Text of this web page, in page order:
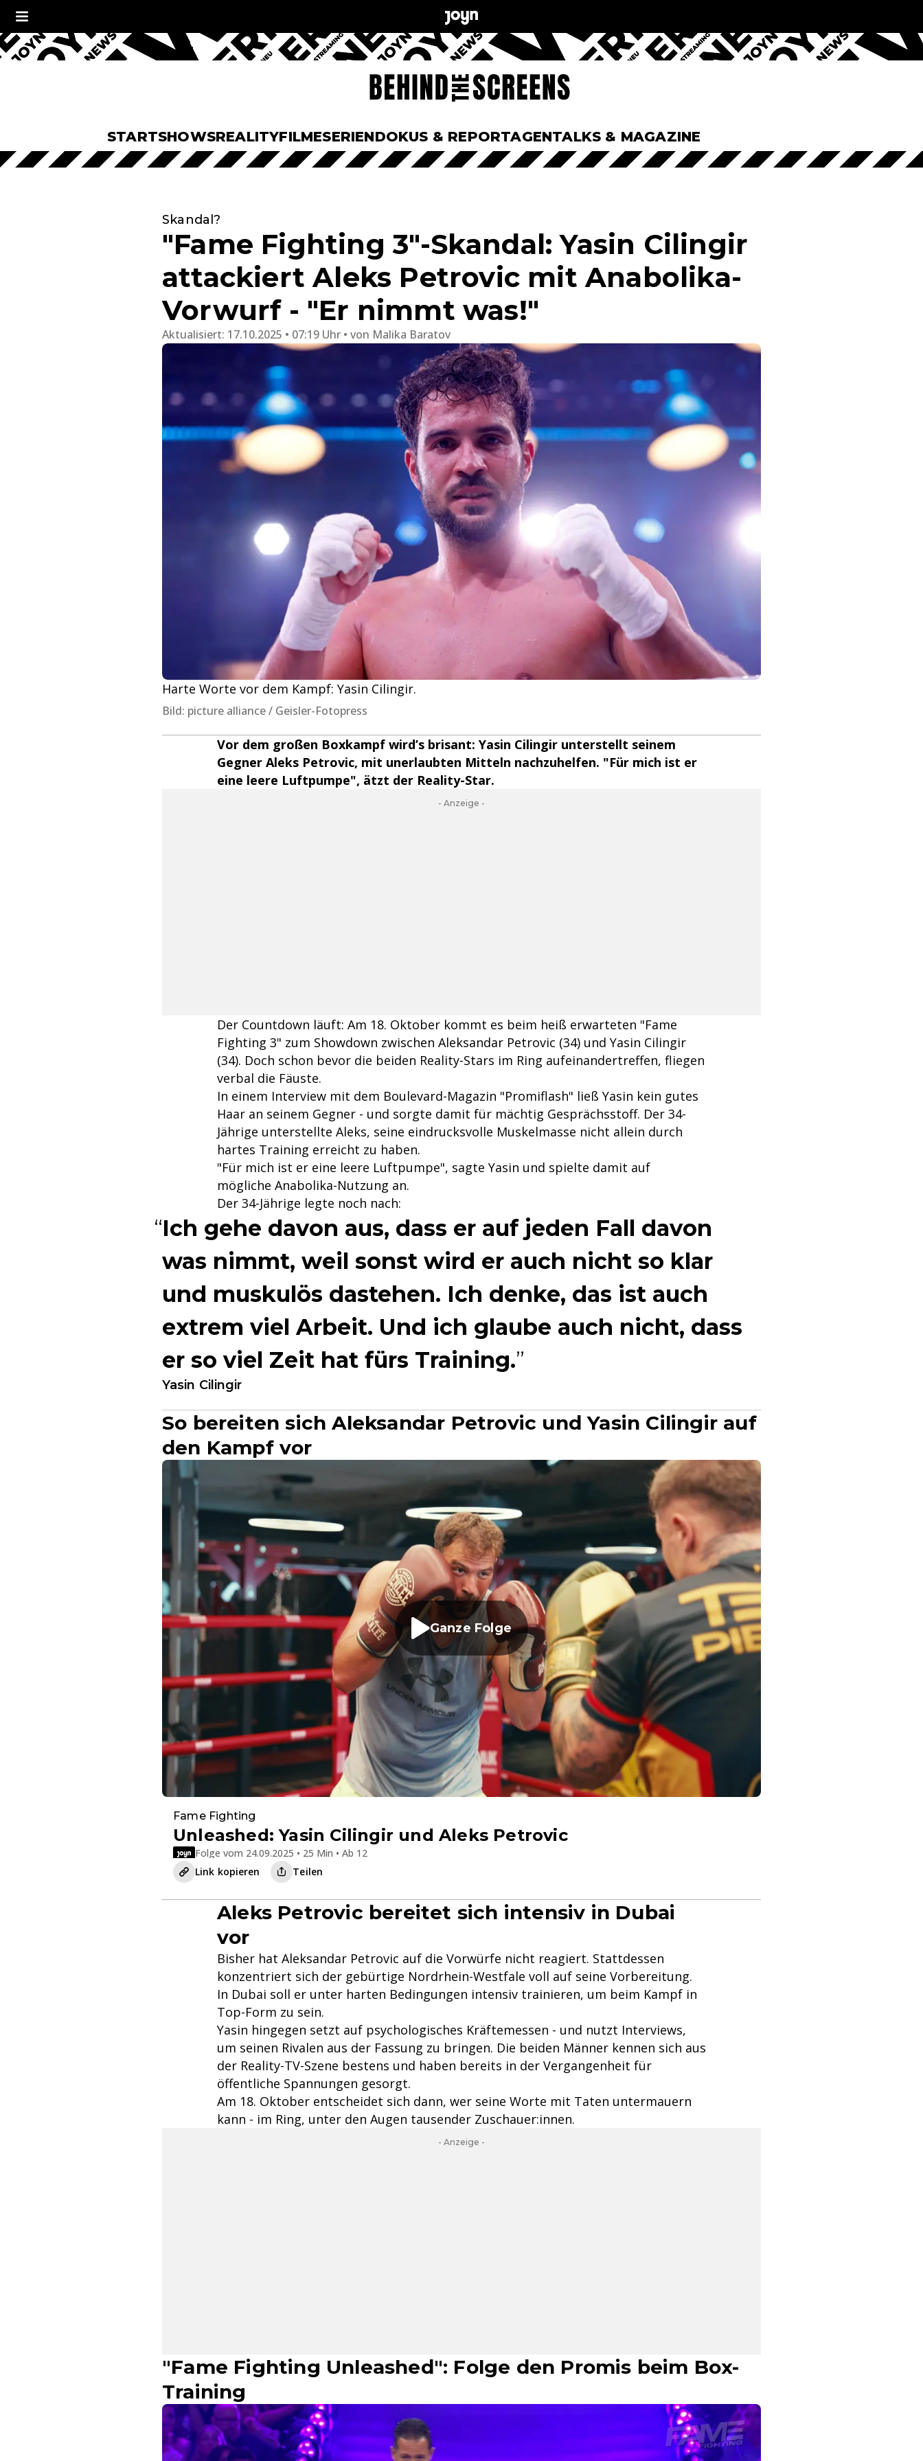
STARTSHOWSREALITYFILMESERIENDOKUS & REPORTAGENTALKS & MAGAZINE
Skandal?
"Fame Fighting 3"-Skandal: Yasin Cilingir
attackiert Aleks Petrovic mit Anabolika-
Vorwurf - "Er nimmt was!"
Aktualisiert: 17.10.2025 • 07:19 Uhr von Malika Baratov
Harte Worte vor dem Kampf: Yasin Cilingir.
Bild: picture alliance / Geisler-Fotopress
Vor dem großen Boxkampf wird’s brisant: Yasin Cilingir unterstellt seinem
Gegner Aleks Petrovic, mit unerlaubten Mitteln nachzuhelfen. "Für mich ist er
eine leere Luftpumpe", ätzt der Reality-Star.
- Anzeige -
Der Countdown läuft: Am 18. Oktober kommt es beim heiß erwarteten "Fame
Fighting 3" zum Showdown zwischen Aleksandar Petrovic (34) und Yasin Cilingir
(34). Doch schon bevor die beiden Reality-Stars im Ring aufeinandertreffen, fliegen
verbal die Fäuste.
In einem Interview mit dem Boulevard-Magazin "Promiflash" ließ Yasin kein gutes
Haar an seinem Gegner - und sorgte damit für mächtig Gesprächsstoff. Der 34-
Jährige unterstellte Aleks, seine eindrucksvolle Muskelmasse nicht allein durch
hartes Training erreicht zu haben.
"Für mich ist er eine leere Luftpumpe", sagte Yasin und spielte damit auf
mögliche Anabolika-Nutzung an.
Der 34-Jährige legte noch nach:
Ich gehe davon aus, dass er auf jeden Fall davon
was nimmt, weil sonst wird er auch nicht so klar
und muskulös dastehen. Ich denke, das ist auch
extrem viel Arbeit. Und ich glaube auch nicht, dass
er so viel Zeit hat fürs Training.
Yasin Cilingir
So bereiten sich Aleksandar Petrovic und Yasin Cilingir auf
den Kampf vor
Ganze Folge
Fame Fighting
Unleashed: Yasin Cilingir und Aleks Petrovic
Folge vom 24.09.2025 • 25 Min • Ab 12
Link kopieren
Teilen
Aleks Petrovic bereitet sich intensiv in Dubai
vor
Bisher hat Aleksandar Petrovic auf die Vorwürfe nicht reagiert. Stattdessen
konzentriert sich der gebürtige Nordrhein-Westfale voll auf seine Vorbereitung.
In Dubai soll er unter harten Bedingungen intensiv trainieren, um beim Kampf in
Top-Form zu sein.
Yasin hingegen setzt auf psychologisches Kräftemessen - und nutzt Interviews,
um seinen Rivalen aus der Fassung zu bringen. Die beiden Männer kennen sich aus
der Reality-TV-Szene bestens und haben bereits in der Vergangenheit für
öffentliche Spannungen gesorgt.
Am 18. Oktober entscheidet sich dann, wer seine Worte mit Taten untermauern
kann - im Ring, unter den Augen tausender Zuschauer:innen.
- Anzeige -
"Fame Fighting Unleashed": Folge den Promis beim Box-
Training